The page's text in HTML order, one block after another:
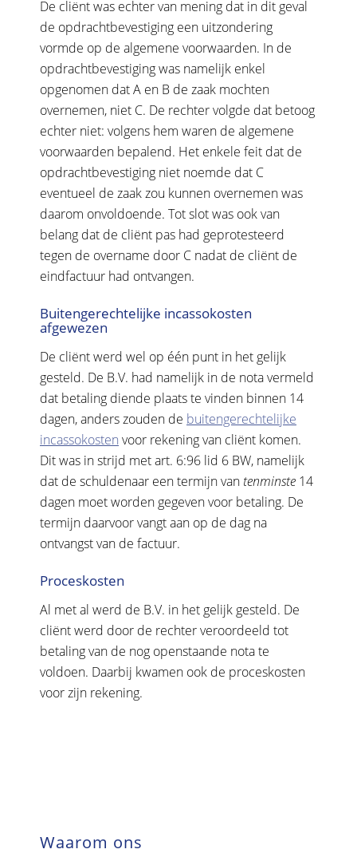
De cliënt was echter van mening dat in dit geval
de opdrachtbevestiging een uitzondering
vormde op de algemene voorwaarden. In de
opdrachtbevestiging was namelijk enkel
opgenomen dat A en B de zaak mochten
overnemen, niet C. De rechter volgde dat betoog
echter niet: volgens hem waren de algemene
voorwaarden bepalend. Het enkele feit dat de
opdrachtbevestiging niet noemde dat C
eventueel de zaak zou kunnen overnemen was
daarom onvoldoende. Tot slot was ook van
belang dat de cliënt pas had geprotesteerd
tegen de overname door C nadat de cliënt de
eindfactuur had ontvangen.
Buitengerechtelijke incassokosten
afgewezen
De cliënt werd wel op één punt in het gelijk
gesteld. De B.V. had namelijk in de nota vermeld
dat betaling diende plaats te vinden binnen 14
dagen, anders zouden de buitengerechtelijke
incassokosten voor rekening van cliënt komen.
Dit was in strijd met art. 6:96 lid 6 BW, namelijk
dat de schuldenaar een termijn van tenminste 14
dagen moet worden gegeven voor betaling. De
termijn daarvoor vangt aan op de dag na
ontvangst van de factuur.
Proceskosten
Al met al werd de B.V. in het gelijk gesteld. De
cliënt werd door de rechter veroordeeld tot
betaling van de nog openstaande nota te
voldoen. Daarbij kwamen ook de proceskosten
voor zijn rekening.
Waarom ons